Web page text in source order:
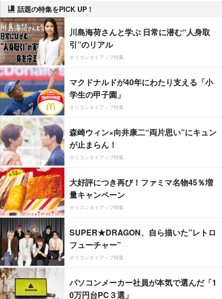
話題の特集をPICK UP！
川島海荷さんと学ぶ 日常に潜む“人身取
引”のリアル
オリコンタイアップ特集
マクドナルドが40年にわたり支える「小
学生の甲子園」
オリコンタイアップ特集
森崎ウィン×向井康二“両片思い”にキュン
が止まらん！
オリコンタイアップ特集
大好評につき再び！ファミマ名物45％増
量キャンペーン
オリコンタイアップ特集
SUPER★DRAGON、自ら描いた”レトロ
フューチャー”
オリコンタイアップ特集
パソコンメーカー社員が本気で選んだ「1
0万円台PC３選」